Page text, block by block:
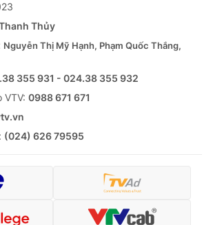
Thủy
Nguyễn Thị Mỹ Hạnh, Phạm Quốc Thắng,
355 931 - 024.38 355 932
VTV: 0988 671 671
(024) 626 79595